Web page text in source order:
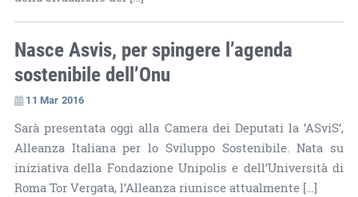
Nasce Asvis, per spingere l’agenda
sostenibile dell’Onu
11 Mar 2016
Sarà presentata oggi alla Camera dei Deputati la ’ASviS’,
Alleanza Italiana per lo Sviluppo Sostenibile. Nata su
iniziativa della Fondazione Unipolis e dell’Università di
Roma Tor Vergata, l’Alleanza riunisce attualmente […]